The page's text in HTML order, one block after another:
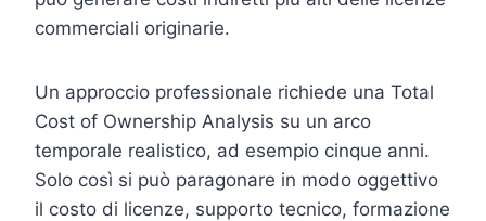
commerciali originarie.
Un approccio professionale richiede una Total
Cost of Ownership Analysis su un arco
temporale realistico, ad esempio cinque anni.
Solo così si può paragonare in modo oggettivo
il costo di licenze, supporto tecnico, formazione